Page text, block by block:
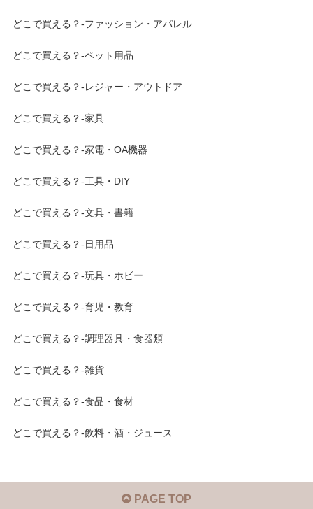
どこで買える？-ファッション・アパレル
どこで買える？-ペット用品
どこで買える？-レジャー・アウトドア
どこで買える？-家具
どこで買える？-家電・OA機器
どこで買える？-工具・DIY
どこで買える？-文具・書籍
どこで買える？-日用品
どこで買える？-玩具・ホビー
どこで買える？-育児・教育
どこで買える？-調理器具・食器類
どこで買える？-雑貨
どこで買える？-食品・食材
どこで買える？-飲料・酒・ジュース
PAGE TOP